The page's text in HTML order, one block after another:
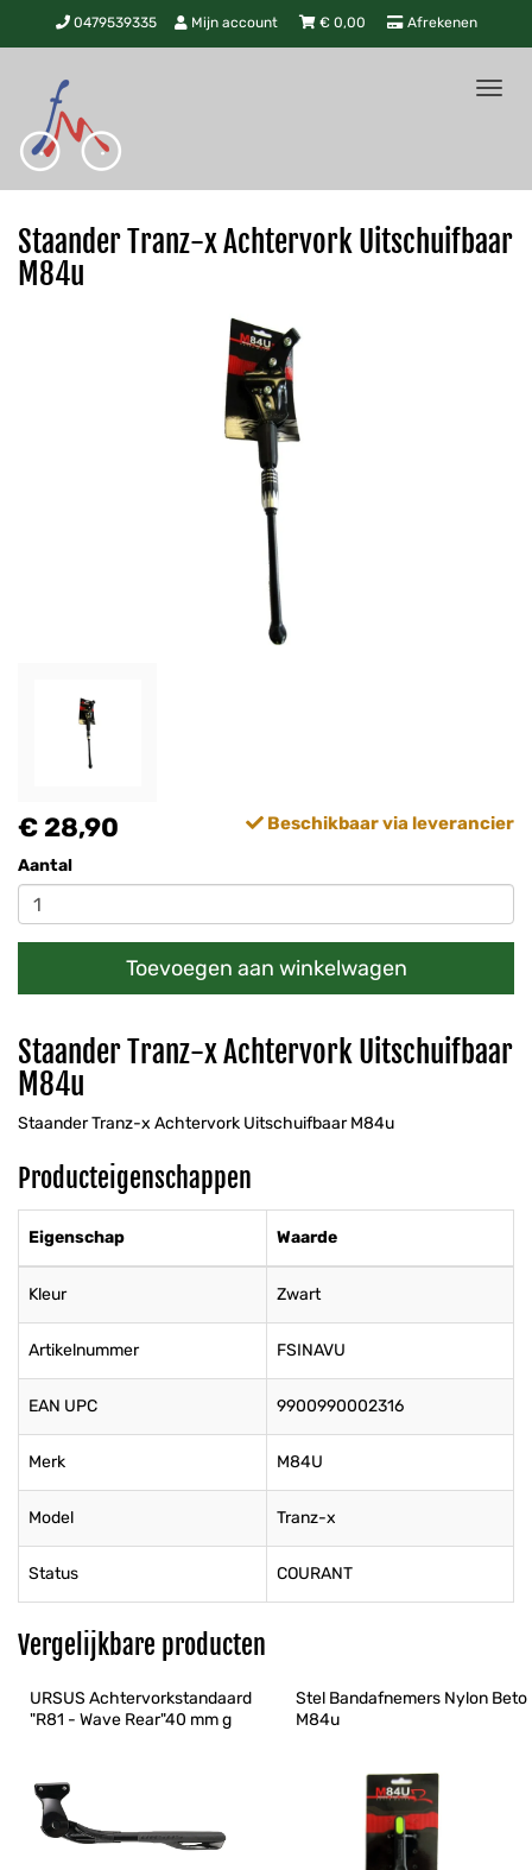
0479539335 Mijn account € 0,00 Afrekenen
Staander Tranz-x Achtervork Uitschuifbaar
M84u
€ 28,90 Beschikbaar via leverancier
Aantal
Toevoegen aan winkelwagen
Staander Tranz-x Achtervork Uitschuifbaar
M84u
Staander Tranz-x Achtervork Uitschuifbaar M84u
Producteigenschappen
Eigenschap Waarde
Kleur Zwart
Artikelnummer FSINAVU
EAN UPC 9900990002316
Merk M84U
Model Tranz-x
Status COURANT
Vergelijkbare producten
URSUS Achtervorkstandaard
"R81 - Wave Rear"40 mm g
Stel Bandafnemers Nylon Beto
M84u